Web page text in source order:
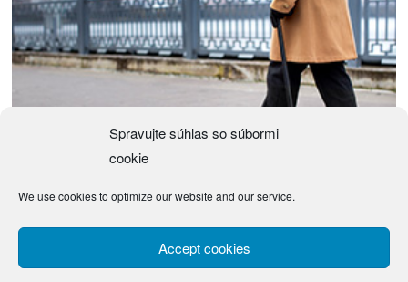
Spravujte súhlas so súbormi
cookie
We use cookies to optimize our website and our service.
Accept cookies
Návrh zákona o justičných čakateľoch
(Návrh) Zákon z … 2026 o justičných čakateľoch a o zmene a doplnení niektorých
zákonov Národná rada Slovenskej republiky sa